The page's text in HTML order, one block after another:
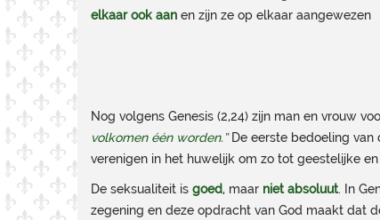
elkaar ook aan en zijn ze op elkaar aangewezen
Nog volgens Genesis (2,24) zijn man en vrouw
volkomen één worden.” De eerste bedoeling van
verenigen in het huwelijk om zo tot geestelijke
De seksualiteit is goed, maar niet absoluut. In
zegening en deze opdracht van God maakt dat